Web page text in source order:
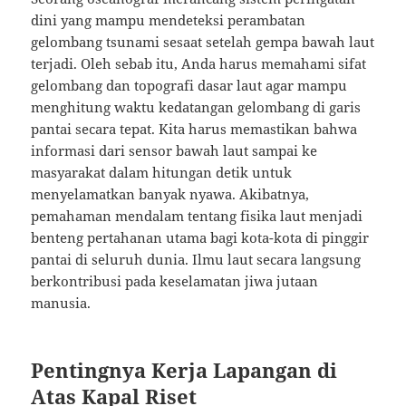
dini yang mampu mendeteksi perambatan
gelombang tsunami sesaat setelah gempa bawah laut
terjadi. Oleh sebab itu, Anda harus memahami sifat
gelombang dan topografi dasar laut agar mampu
menghitung waktu kedatangan gelombang di garis
pantai secara tepat. Kita harus memastikan bahwa
informasi dari sensor bawah laut sampai ke
masyarakat dalam hitungan detik untuk
menyelamatkan banyak nyawa. Akibatnya,
pemahaman mendalam tentang fisika laut menjadi
benteng pertahanan utama bagi kota-kota di pinggir
pantai di seluruh dunia. Ilmu laut secara langsung
berkontribusi pada keselamatan jiwa jutaan
manusia.
Pentingnya Kerja Lapangan di
Atas Kapal Riset